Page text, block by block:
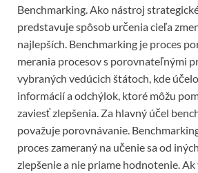
Benchmarking. Ako nástroj
predstavuje spôsob určenia cieľa
najlepších. Benchmarking je proces
merania procesov s porovnateľnými
vybraných vedúcich štátoch, kde
informácií a odchýlok, ktoré môžu
zaviesť zlepšenia. Za hlavný účel
považuje porovnávanie.
proces zameraný na učenie sa od
zlepšenie a nie priame hodnotenie. Ak